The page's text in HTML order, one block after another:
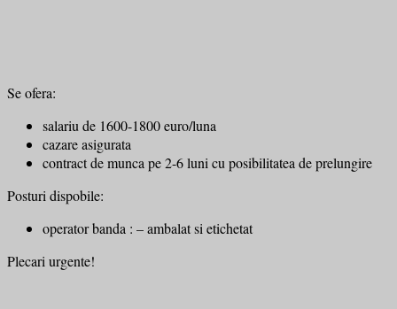
Se ofera:
salariu de 1600-1800 euro/luna
cazare asigurata
contract de munca pe 2-6 luni cu posibilitatea de prelungire
Posturi dispobile:
operator banda : – ambalat si etichetat
Plecari urgente!